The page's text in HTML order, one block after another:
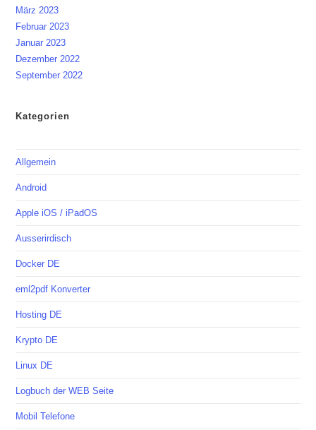
März 2023
Februar 2023
Januar 2023
Dezember 2022
September 2022
Kategorien
Allgemein
Android
Apple iOS / iPadOS
Ausserirdisch
Docker DE
eml2pdf Konverter
Hosting DE
Krypto DE
Linux DE
Logbuch der WEB Seite
Mobil Telefone